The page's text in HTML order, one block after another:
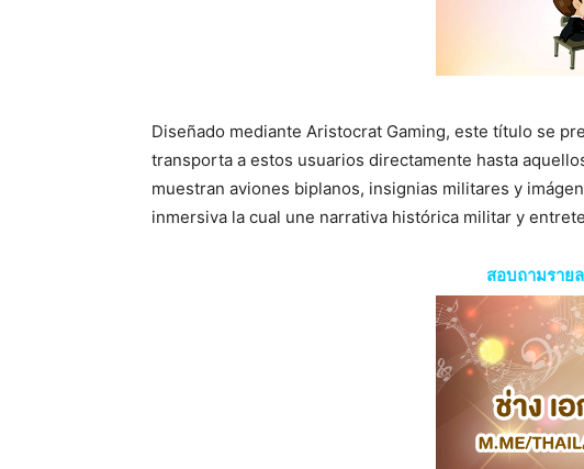
Diseñado mediante Aristocrat Gaming, este título se
transporta a estos usuarios directamente hasta
muestran aviones biplanos, insignias militares y
inmersiva la cual une narrativa histórica militar y
สอบถามราย